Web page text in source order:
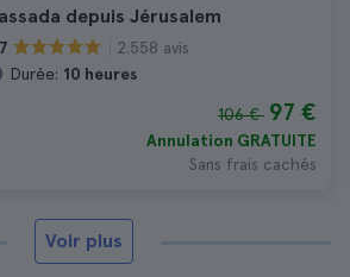
depuis Jérusalem
2.558 avis
Durée: 10 heures
106 € 97 €
Annulation GRATUITE
Sans frais cachés
Voir plus